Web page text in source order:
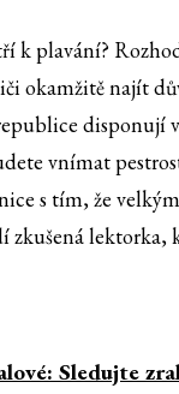
k plavání?
okamžitě najít
disponují
vnímat
s tím, že
lektorka,
Sledujte